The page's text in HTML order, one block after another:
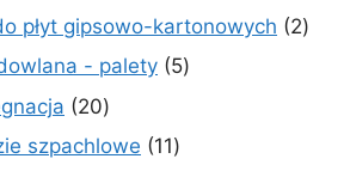
produktów
płyt gipsowo-kartonowych 22
- palety 55
2020
produktów
szpachlowe 1111